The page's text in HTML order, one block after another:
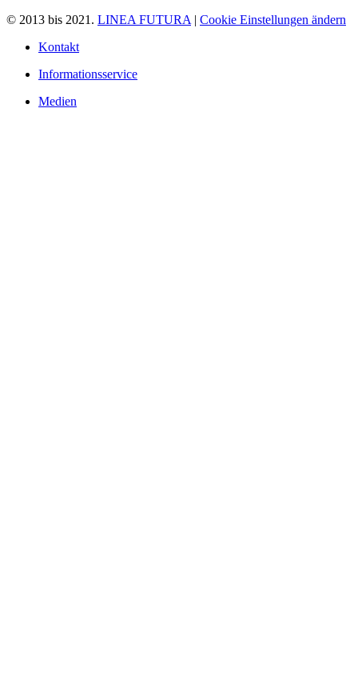
© 2013 bis 2021. LINEA FUTURA | Cookie Einstellungen ändern
Kontakt
Informationsservice
Medien